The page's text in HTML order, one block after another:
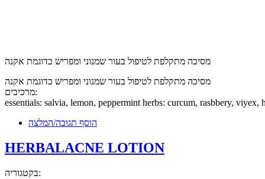
מסיכה מתקלפת לטיפול בעור שמנוני ומפריש כדוגמת אקנה
מסיכה מתקלפת לטיפול בעור שמנוני ומפריש כדוגמת אקנה
מרכיבים:
essentials: salvia, lemon, peppermint herbs: curcum, rasbbery, viyex,
הוסף תגובה/המלצה
HERBALACNE LOTION
בקטגוריה: